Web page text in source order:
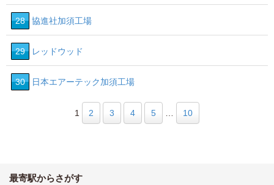
28 協進社加須工場
29 レッドウッド
30 日本エアーテック加須工場
1 2 3 4 5 10
最寄駅からさがす